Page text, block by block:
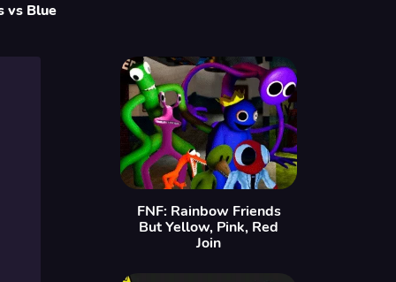
vs Blue
FNF: Rainbow Friends
But Yellow, Pink, Red
Join